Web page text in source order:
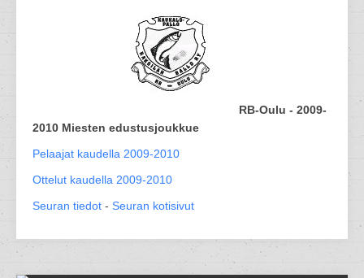
RB-Oulu - 2009-
2010 Miesten edustusjoukkue
Pelaajat kaudella 2009-2010
Ottelut kaudella 2009-2010
Seuran tiedot - Seuran kotisivut